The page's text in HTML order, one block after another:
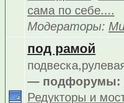
сама по себе....
Модераторы:
под рамой
— подфорумы:
Редукторы и